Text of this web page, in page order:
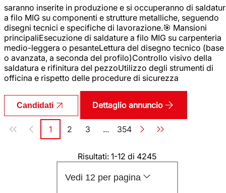
saranno inserite in produzione e si occuperanno di
a filo MIG su componenti e strutture metalliche, seguendo
disegni tecnici e specifiche di lavorazione.🎯 Mansioni
principaliEsecuzione di saldature a filo MIG su carpenteria
medio-leggera o pesanteLettura del disegno tecnico (base
o avanzata, a seconda del profilo)Controllo visivo della
saldatura e rifinitura del pezzoUtilizzo degli strumenti di
officina e rispetto delle procedure di sicurezza
Candidati Dettaglio annuncio
Paginazione
Pagina
1 Pagina
2 Pagina
3 ... Pagina
354
Risultati: 1-12 di 4245
Vedi 12 per pagina